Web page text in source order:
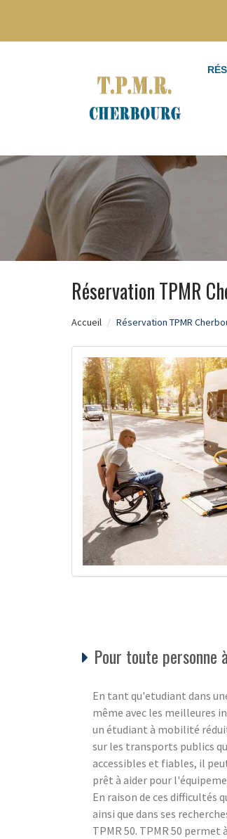
Réservation TPMR
Accueil Réservation TPMR
Pour toute
En tant qu'etudiant dans
même avec les meilleures
un étudiant à mobilité
sur les transports publics
accessibles et fiables, il
prêt à aider pour
En raison de ces difficultés
ainsi que dans ses
TPMR 50. TPMR 50